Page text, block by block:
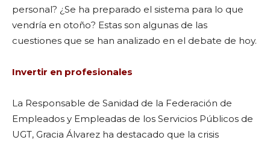
personal? ¿Se ha preparado el sistema para lo que
vendría en otoño? Estas son algunas de las
cuestiones que se han analizado en el debate de hoy.
Invertir en profesionales
La Responsable de Sanidad de la Federación de
Empleados y Empleadas de los Servicios Públicos de
UGT, Gracia Álvarez ha destacado que la crisis